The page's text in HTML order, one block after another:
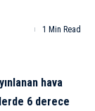
1 Min Read
hava
6 derece